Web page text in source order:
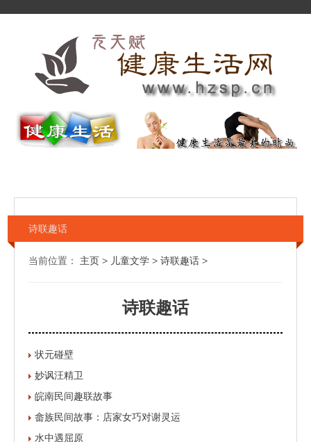
诗联趣话
当前位置： 主页 > 儿童文学 > 诗联趣话 >
诗联趣话
状元碰壁
妙讽汪精卫
皖南民间趣联故事
畲族民间故事：店家女巧对谢灵运
水中遇屈原